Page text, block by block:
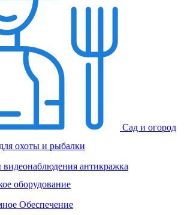
Сад и огород
охоты и рыбалки
антикражка
оборудование
Обеспечение